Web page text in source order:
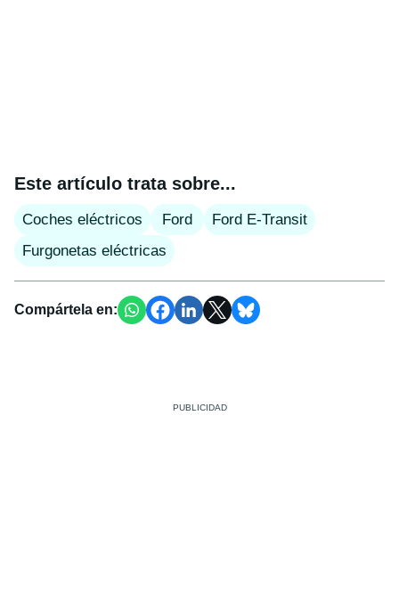
Este artículo trata sobre...
Coches eléctricos Ford
Ford E-Transit
Furgonetas eléctricas
Compártela en: